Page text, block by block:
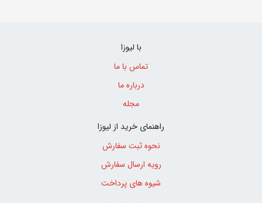
با لیوزا
تماس با ما
درباره ما
مجله
راهنمای خرید از لیوزا
نحوه ثبت سفارش
رویه ارسال سفارش
شیوه های پرداخت